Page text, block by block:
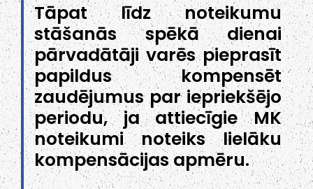
Tāpat līdz noteikumu
stāšanās spēkā dienai
pārvadātāji varēs pieprasīt
papildus kompensēt
zaudējumus par iepriekšējo
periodu, ja attiecīgie MK
noteikumi noteiks lielāku
kompensācijas apmēru.